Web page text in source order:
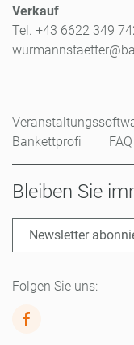
Verkauf
Tel. +43 6622 349
Bankettprofi
FAQ
Bleiben Sie
Newsletter
Folgen Sie uns: